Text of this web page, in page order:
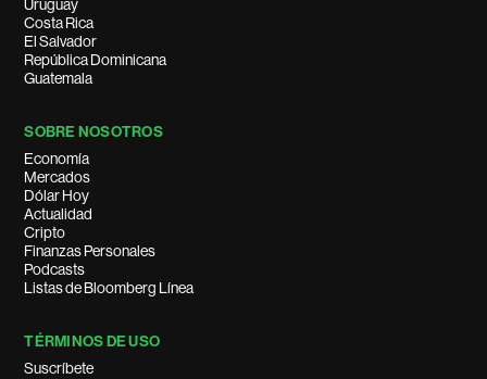
Uruguay
Costa Rica
El Salvador
República Dominicana
Guatemala
SOBRE NOSOTROS
Economía
Mercados
Dólar Hoy
Actualidad
Cripto
Finanzas Personales
Podcasts
Listas de Bloomberg Línea
TÉRMINOS DE USO
Suscríbete